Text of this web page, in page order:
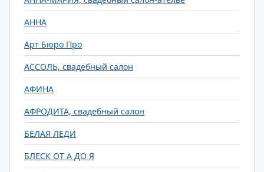
АННА
Арт Бюро Про
АССОЛЬ, свадебный салон
АФИНА
АФРОДИТА, свадебный салон
БЕЛАЯ ЛЕДИ
БЛЕСК ОТ А ДО Я